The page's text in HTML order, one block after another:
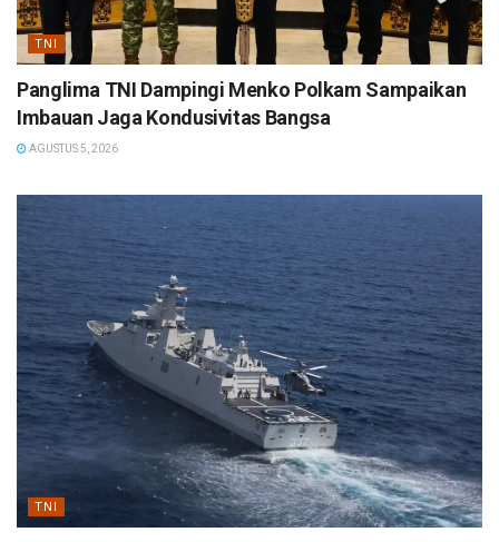
TNI
Panglima TNI Dampingi Menko Polkam Sampaikan
Imbauan Jaga Kondusivitas Bangsa
AGUSTUS 5, 2026
TNI